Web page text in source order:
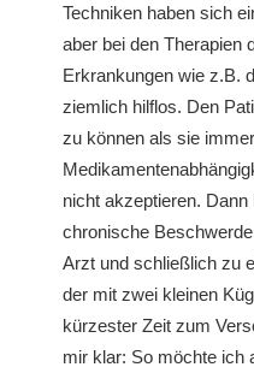
Techniken haben sich
aber bei den Therapien
Erkrankungen wie z.B.
ziemlich hilflos. Den
zu können als sie
nicht akzeptieren.
chronische
Arzt und schließlich zu
der mit zwei kleinen
kürzester Zeit zum
mir klar: So möchte ich